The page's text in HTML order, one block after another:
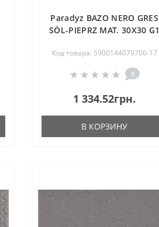
Paradyz BAZO NERO GRES
SÓL-PIEPRZ MAT. 30X30 G1
Код товара: 5900144079700-17
0
1 334.52грн.
В КОРЗИНУ